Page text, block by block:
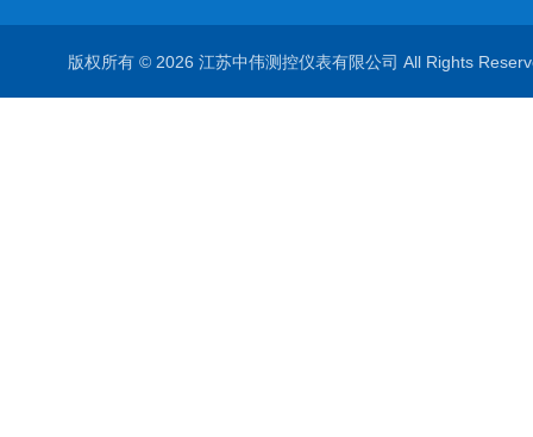
版权所有 © 2026 江苏中伟测控仪表有限公司 All Rights